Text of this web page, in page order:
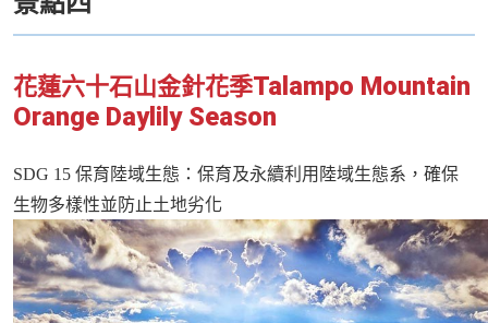
花蓮六十石山金針花季Talampo Mountain
Orange Daylily Season
SDG 15 保育陸域生態：保育及永續利用陸域生態系，確保
生物多樣性並防止土地劣化